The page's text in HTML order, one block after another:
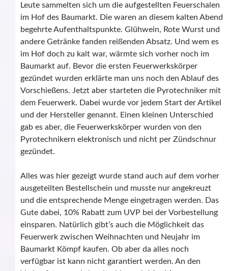
Leute sammelten sich um die aufgestellten Feuerschalen
im Hof des Baumarkt. Die waren an diesem kalten Abend
begehrte Aufenthaltspunkte. Glühwein, Rote Wurst und
andere Getränke fanden reißenden Absatz. Und wem es
im Hof doch zu kalt war, wärmte sich vorher noch im
Baumarkt auf. Bevor die ersten Feuerwerkskörper
gezündet wurden erklärte man uns noch den Ablauf des
Vorschießens. Jetzt aber starteten die Pyrotechniker mit
dem Feuerwerk. Dabei wurde vor jedem Start der Artikel
und der Hersteller genannt. Einen kleinen Unterschied
gab es aber, die Feuerwerkskörper wurden von den
Pyrotechnikern elektronisch und nicht per Zündschnur
gezündet.
Alles was hier gezeigt wurde stand auch auf dem vorher
ausgeteilten Bestellschein und musste nur angekreuzt
und die entsprechende Menge eingetragen werden. Das
Gute dabei, 10% Rabatt zum UVP bei der Vorbestellung
einsparen. Natürlich gibt’s auch die Möglichkeit das
Feuerwerk zwischen Weihnachten und Neujahr im
Baumarkt Kömpf kaufen. Ob aber da alles noch
verfügbar ist kann nicht garantiert werden. An den